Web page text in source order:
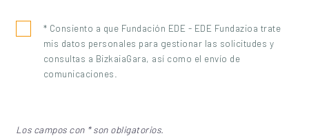
* Consiento a que Fundación EDE - EDE Fundazioa trate
mis datos personales para gestionar las solicitudes y
consultas a BizkaiaGara, así como el envío de
comunicaciones.
Los campos con * son obligatorios.